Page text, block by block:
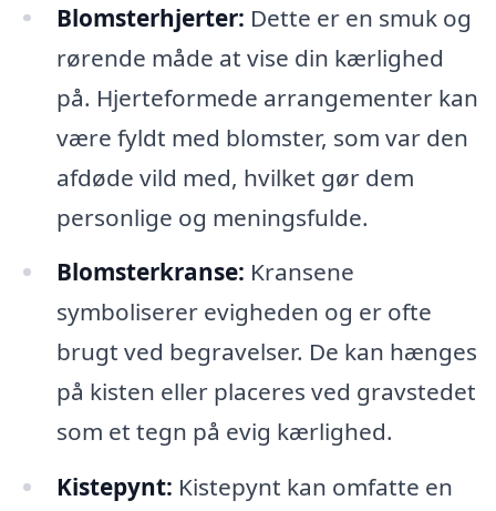
Blomsterhjerter: Dette er en smuk og
rørende måde at vise din kærlighed
på. Hjerteformede arrangementer kan
være fyldt med blomster, som var den
afdøde vild med, hvilket gør dem
personlige og meningsfulde.
Blomsterkranse: Kransene
symboliserer evigheden og er ofte
brugt ved begravelser. De kan hænges
på kisten eller placeres ved gravstedet
som et tegn på evig kærlighed.
Kistepynt: Kistepynt kan omfatte en